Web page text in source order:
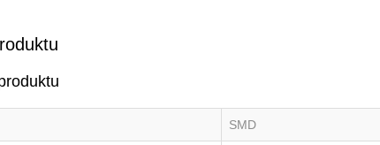
SMD